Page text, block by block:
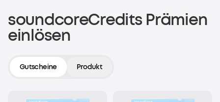
Jetzt shoppen
200 soundcoreCredits
Jetzt registrieren
soundcoreCredits Prämien
einlösen
Gutscheine Produkt